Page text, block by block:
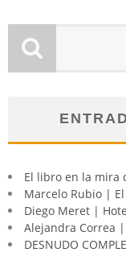
El libro en la mira
Marcelo Rubio |
Diego Meret |
Alejandra Correa |
DESNUDO